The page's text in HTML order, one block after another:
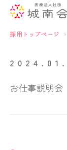
採用トップページ
お仕事説明